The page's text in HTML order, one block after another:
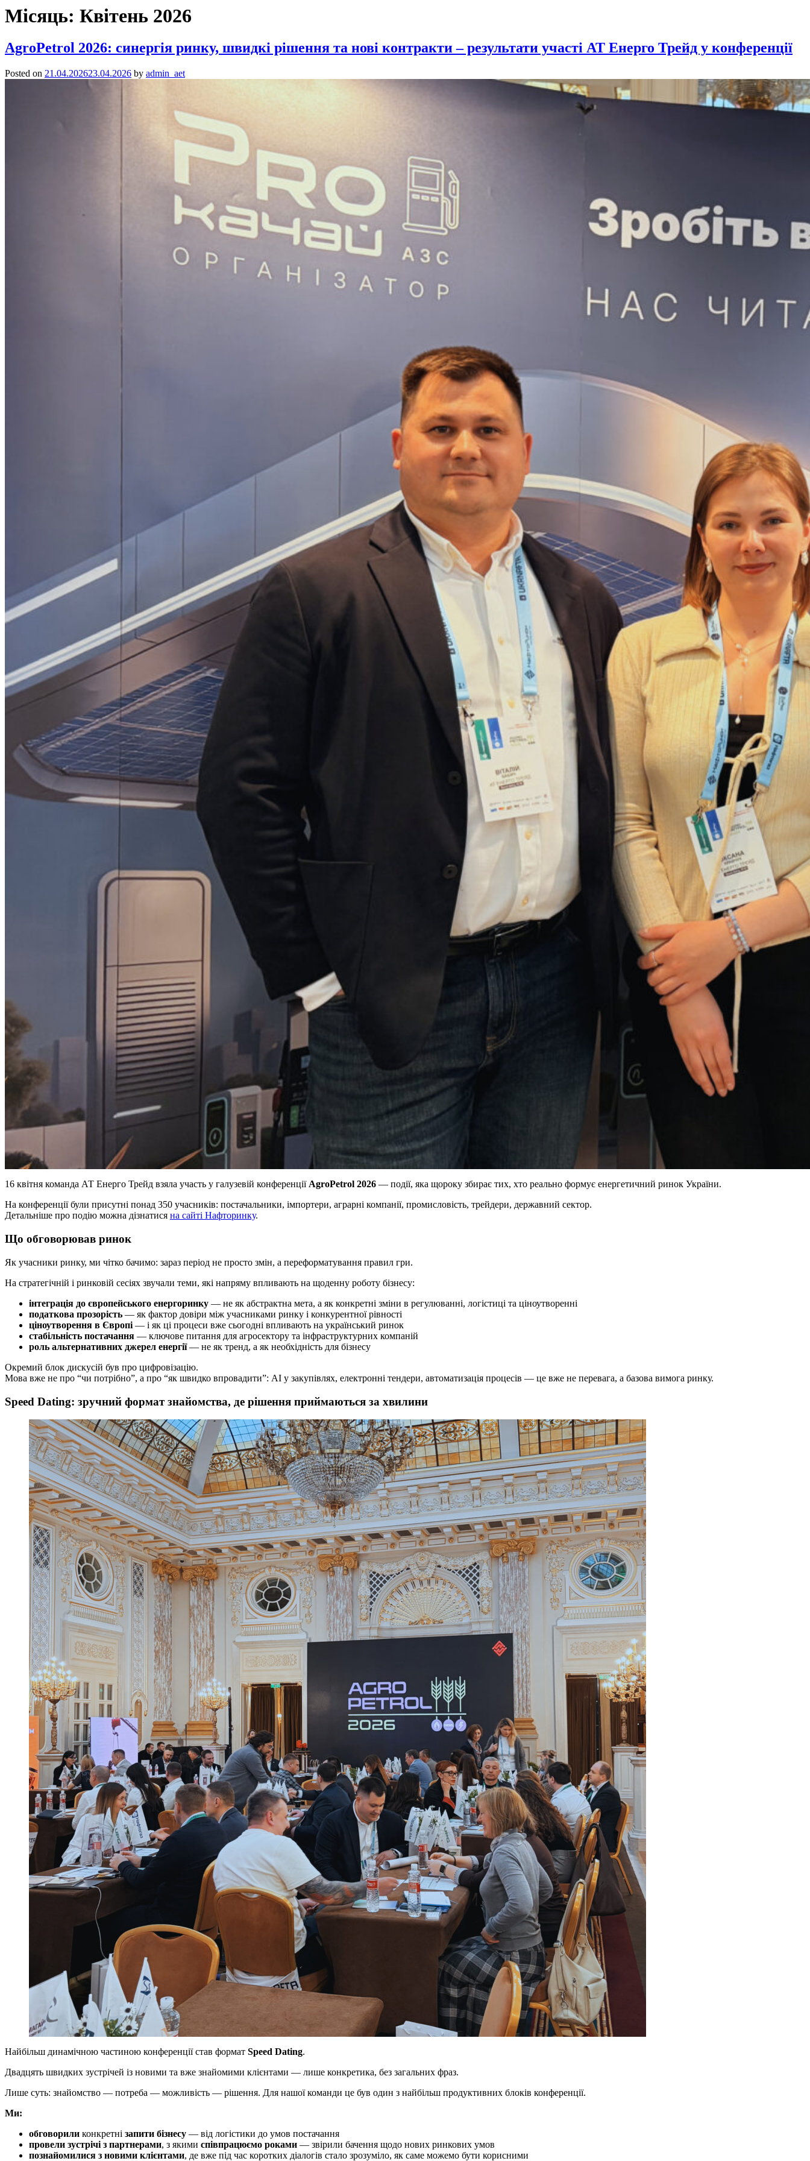
Місяць: Квітень 2026
AgroPetrol 2026: синергія ринку, швидкі рішення та нові контракти – результати участі АТ Енерго Трейд у конференції
Posted on 21.04.202623.04.2026 by admin_aet
16 квітня команда АТ Енерго Трейд взяла участь у галузевій конференції AgroPetrol 2026 — події, яка щороку збирає тих, хто реально формує енергетичний ринок України.
На конференції були присутні понад 350 учасників: постачальники, імпортери, аграрні компанії, промисловість, трейдери, державний сектор.
Детальніше про подію можна дізнатися на сайті Нафторинку.
Що обговорював ринок
Як учасники ринку, ми чітко бачимо: зараз період не просто змін, а переформатування правил гри.
На стратегічній і ринковій сесіях звучали теми, які напряму впливають на щоденну роботу бізнесу:
інтеграція до європейського енергоринку — не як абстрактна мета, а як конкретні зміни в регулюванні, логістиці та ціноутворенні
податкова прозорість — як фактор довіри між учасниками ринку і конкурентної рівності
ціноутворення в Європі — і як ці процеси вже сьогодні впливають на український ринок
стабільність постачання — ключове питання для агросектору та інфраструктурних компаній
роль альтернативних джерел енергії— не як тренд, а як необхідність для бізнесу
Окремий блок дискусій був про цифровізацію.
Мова вже не про “чи потрібно”, а про “як швидко впровадити”: AI у закупівлях, електронні тендери, автоматизація процесів — це вже не перевага, а базова вимога ринку.
Speed Dating: зручний формат знайомства, де рішення приймаються за хвилини
Найбільш динамічною частиною конференції став формат Speed Dating.
Двадцять швидких зустрічей із новими та вже знайомими клієнтами — лише конкретика, без загальних фраз.
Лише суть: знайомство — потреба — можливість — рішення. Для нашої команди це був один з найбільш продуктивних блоків конференції.
Ми:
обговорили конкретні запити бізнесу — від логістики до умов постачання
провели зустрічі з партнерами, з якими співпрацюємо роками — звірили бачення щодо нових ринкових умов
познайомилися з новими клієнтами, де вже під час коротких діалогів стало зрозуміло, як саме можемо бути корисними